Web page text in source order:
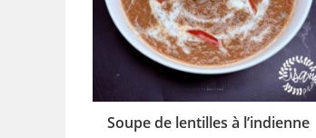
Soupe de lentilles à l’indienne